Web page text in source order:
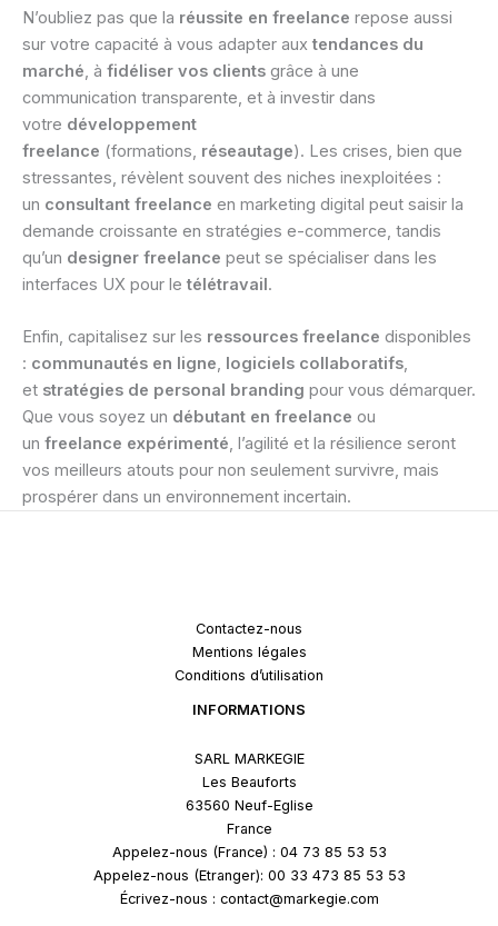
N’oubliez pas que la réussite en freelance repose aussi
sur votre capacité à vous adapter aux tendances du
marché, à fidéliser vos clients grâce à une
communication transparente, et à investir dans
votre développement
freelance (formations, réseautage). Les crises, bien que
stressantes, révèlent souvent des niches inexploitées :
un consultant freelance en marketing digital peut saisir la
demande croissante en stratégies e-commerce, tandis
qu’un designer freelance peut se spécialiser dans les
interfaces UX pour le télétravail.
Enfin, capitalisez sur les ressources freelance disponibles
: communautés en ligne, logiciels collaboratifs,
et stratégies de personal branding pour vous démarquer.
Que vous soyez un débutant en freelance ou
un freelance expérimenté, l’agilité et la résilience seront
vos meilleurs atouts pour non seulement survivre, mais
prospérer dans un environnement incertain.
Contactez-nous
Mentions légales
Conditions d’utilisation
INFORMATIONS
SARL MARKEGIE
Les Beauforts
63560 Neuf-Eglise
France
Appelez-nous (France) : 04 73 85 53 53
Appelez-nous (Etranger): 00 33 473 85 53 53
Écrivez-nous : contact@markegie.com